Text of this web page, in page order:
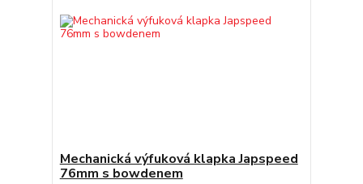
Mechanická výfuková klapka Japspeed
76mm s bowdenem